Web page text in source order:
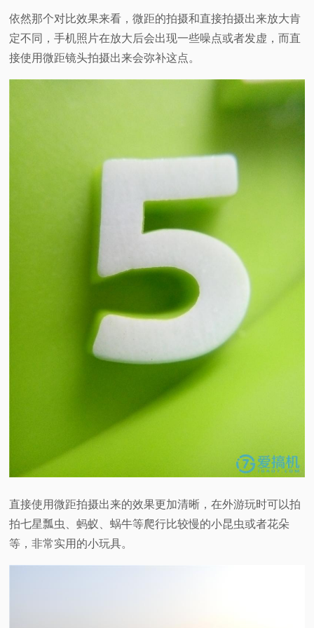
依然那个对比效果来看，微距的拍摄和直接拍摄出来放大肯
定不同，手机照片在放大后会出现一些噪点或者发虚，而直
接使用微距镜头拍摄出来会弥补这点。
直接使用微距拍摄出来的效果更加清晰，在外游玩时可以拍
拍七星瓢虫、蚂蚁、蜗牛等爬行比较慢的小昆虫或者花朵
等，非常实用的小玩具。